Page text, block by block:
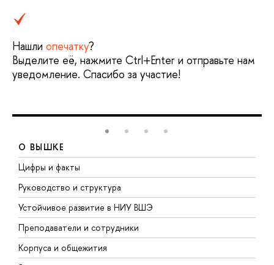
Нашли опечатку?
Выделите её, нажмите Ctrl+Enter и отправьте нам
уведомление. Спасибо за участие!
О ВЫШКЕ
Цифры и факты
Руководство и структура
Устойчивое развитие в НИУ ВШЭ
Преподаватели и сотрудники
Корпуса и общежития